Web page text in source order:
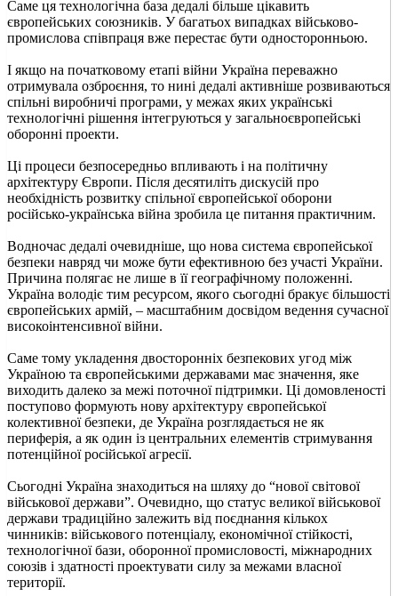
Саме ця технологічна база дедалі більше цікавить
європейських союзників. У багатьох випадках військово-
промислова співпраця вже перестає бути односторонньою.
І якщо на початковому етапі війни Україна переважно
отримувала озброєння, то нині дедалі активніше розвиваються
спільні виробничі програми, у межах яких українські
технологічні рішення інтегруються у загальноєвропейські
оборонні проекти.
Ці процеси безпосередньо впливають і на політичну
архітектуру Європи. Після десятиліть дискусій про
необхідність розвитку спільної європейської оборони
російсько-українська війна зробила це питання практичним.
Водночас дедалі очевидніше, що нова система європейської
безпеки навряд чи може бути ефективною без участі України.
Причина полягає не лише в її географічному положенні.
Україна володіє тим ресурсом, якого сьогодні бракує більшості
європейських армій, – масштабним досвідом ведення сучасної
високоінтенсивної війни.
Саме тому укладення двосторонніх безпекових угод між
Україною та європейськими державами має значення, яке
виходить далеко за межі поточної підтримки. Ці домовленості
поступово формують нову архітектуру європейської
колективної безпеки, де Україна розглядається не як
периферія, а як один із центральних елементів стримування
потенційної російської агресії.
Сьогодні Україна знаходиться на шляху до “нової світової
військової держави”. Очевидно, що статус великої військової
держави традиційно залежить від поєднання кількох
чинників: військового потенціалу, економічної стійкості,
технологічної бази, оборонної промисловості, міжнародних
союзів і здатності проектувати силу за межами власної
території.